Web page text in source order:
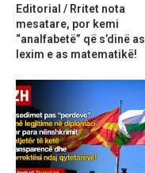
Editorial / Rritet nota
mesatare, por kemi
“analfabetë” që s’dinë as
lexim e as matematikë!